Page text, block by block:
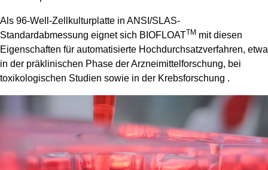
Als 96-Well-Zellkulturplatte in ANSI/SLAS-
Standardabmessung eignet sich BIOFLOATTM mit diesen
Eigenschaften für automatisierte Hochdurchsatzverfahren, etwa
in der präklinischen Phase der Arzneimittelforschung, bei
toxikologischen Studien sowie in der Krebsforschung .